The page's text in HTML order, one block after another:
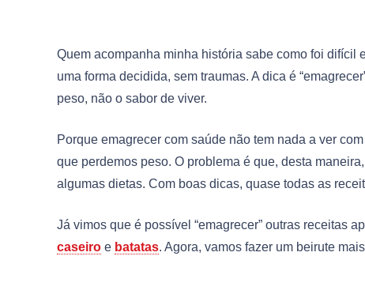
Quem acompanha minha história sabe como foi difícil
uma forma decidida, sem traumas. A dica é
peso, não o sabor de viver.
Porque emagrecer com saúde não tem nada a ver
que perdemos peso. O problema é que, desta
algumas dietas. Com boas dicas, quase todas as
Já vimos que é possível “emagrecer” outras receitas
caseiro e batatas. Agora, vamos fazer um beirute